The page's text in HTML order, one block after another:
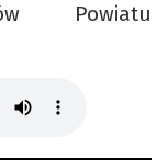
Powiatu